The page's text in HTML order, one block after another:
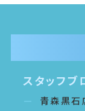
スタッフブ
青森黒石